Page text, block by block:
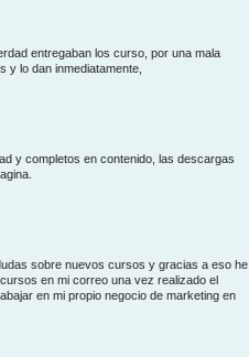
entregaban los curso, por una mala
y lo dan inmediatamente,
y completos en contenido, las descargas
sobre nuevos cursos y gracias a eso he
en mi correo una vez realizado el
en mi propio negocio de marketing en